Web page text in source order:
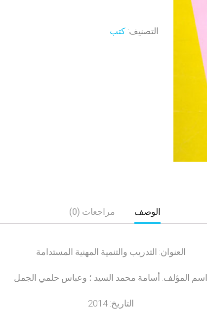
التصنيف: كتب
الوصف مراجعات (0)
العنوان: التدريب والتنمية المهنية المستدامة
اسم المؤلف: أسامة محمد السيد ؛ وعباس حلمي الجمل
التاريخ: 2014